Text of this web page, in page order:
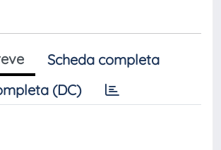
Scheda completa
(DC)